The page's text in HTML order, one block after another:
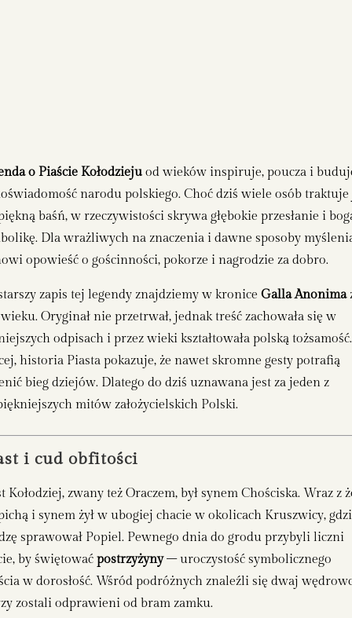
o Piaście Kołodzieju od wieków inspiruje, poucza i
narodu polskiego. Choć dziś wiele osób traktuje
baśń, w rzeczywistości skrywa głębokie przesłanie i
Dla wrażliwych na znaczenia i dawne sposoby
opowieść o gościnności, pokorze i nagrodzie za dobro.
zapis tej legendy znajdziemy w kroniceGalla Anonima
Oryginał nie przetrwał, jednak treść zachowała się w
odpisach i przez wieki kształtowała polską
historia Piasta pokazuje, że nawet skromne gesty potrafią
bieg dziejów. Dlatego do dziś uznawana jest za jeden z
mitów założycielskich Polski.
i cud obfitości
Kołodziej, zwany też Oraczem, był synem Chościska. Wraz z
i synem żył w ubogiej chacie w okolicach Kruszwicy,
sprawował Popiel. Pewnego dnia do grodu przybyli liczni
by świętowaćpostrzyżyny– uroczystość symbolicznego
w dorosłość. Wśród podróżnych znaleźli się dwaj
zostali odprawieni od bram zamku.